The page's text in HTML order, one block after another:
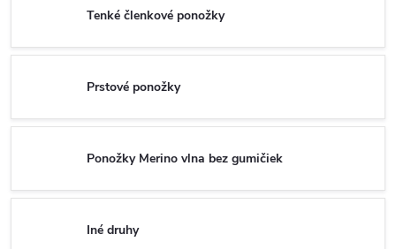
Tenké členkové ponožky
Prstové ponožky
Ponožky Merino vlna bez gumičiek
Iné druhy